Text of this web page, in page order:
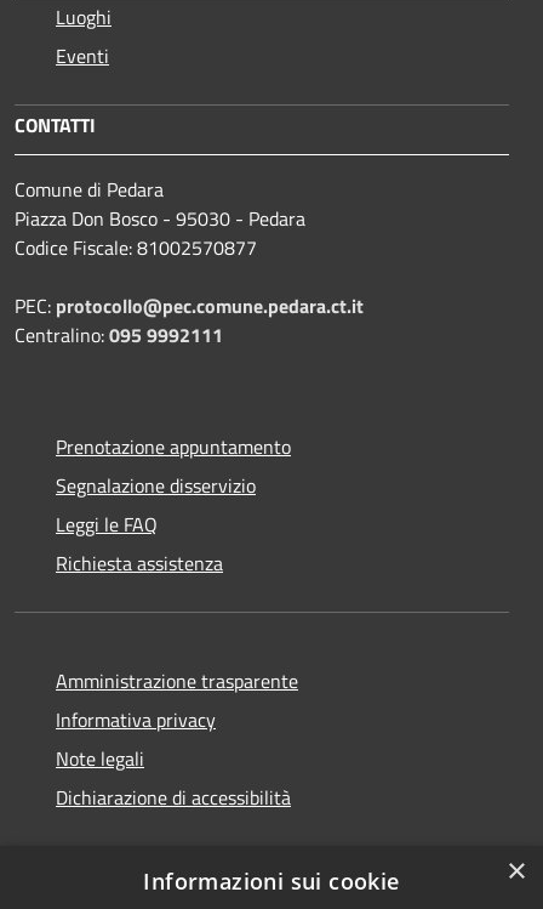
Luoghi
Eventi
CONTATTI
Comune di Pedara
Piazza Don Bosco - 95030 - Pedara
Codice Fiscale: 81002570877
PEC: protocollo@pec.comune.pedara.ct.it
Centralino:095 9992111
Prenotazione appuntamento
Segnalazione disservizio
Leggi le FAQ
Richiesta assistenza
Amministrazione trasparente
Informativa privacy
Note legali
Dichiarazione di accessibilità
×
Informazioni sui cookie